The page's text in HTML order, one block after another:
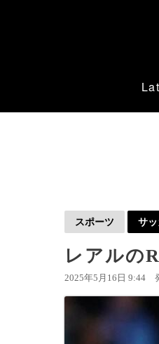
スポーツ サ
レアルの
2025年5月16日 9:44